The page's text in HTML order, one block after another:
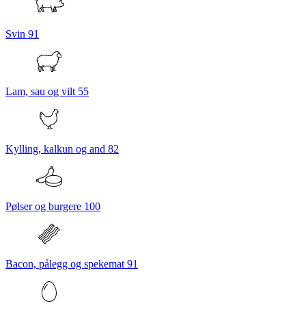
Svin 91
Lam, sau og vilt 55
Kylling, kalkun og and 82
Pølser og burgere 100
Bacon, pålegg og spekemat 91